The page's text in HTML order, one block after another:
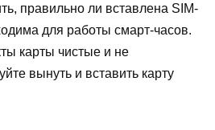
правильно ли вставлена SIM-
для работы смарт-часов.
карты чистые и не
вынуть и вставить карту